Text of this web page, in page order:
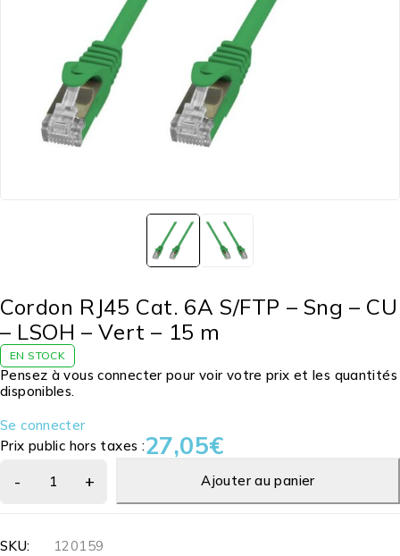
Cordon RJ45 Cat. 6A S/FTP – Sng – CU
– LSOH – Vert – 15 m
EN STOCK
Pensez à vous connecter pour voir votre prix et les quantités
disponibles.
Se connecter
Prix public hors taxes :27,05€
Ajouter au panier
SKU: 120159